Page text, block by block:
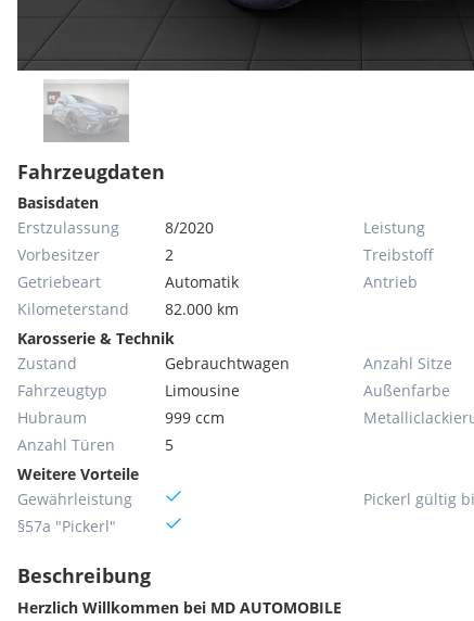
Fahrzeugdaten
Basisdaten
Erstzulassung
8/2020
Vorbesitzer
2
Getriebeart
Automatik
Kilometerstand
82.000 km
Leistung
Treibstoff
Antrieb
Karosserie & Technik
Zustand
Gebrauchtwagen
Fahrzeugtyp
Limousine
Hubraum
999 ccm
Anzahl Türen
5
Anzahl Sitze
Außenfarbe
Weitere Vorteile
Gewährleistung
§57a "Pickerl"
Pickerl gültig
Beschreibung
Herzlich Willkommen bei MD AUTOMOBILE